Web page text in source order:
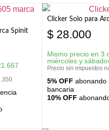
Spinit
Clicker Solo para
$ 28.000
Mismo precio en 3
miércoles y
Precio sin impuestos
5% OFF abonando
bancaria
10% OFF